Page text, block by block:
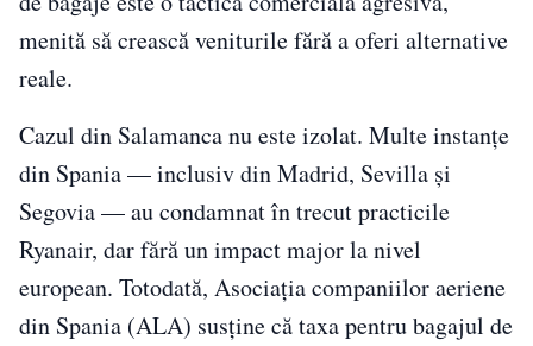
menită să crească veniturile fără a oferi alternative
reale.
Cazul din Salamanca nu este izolat. Multe instanțe
din Spania — inclusiv din Madrid, Sevilla și
Segovia — au condamnat în trecut practicile
Ryanair, dar fără un impact major la nivel
european. Totodată, Asociația companiilor aeriene
din Spania (ALA) susține că taxa pentru bagajul de